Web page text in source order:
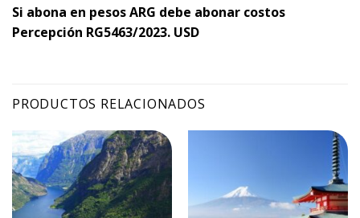
Si abona en pesos ARG debe abonar costos
Percepción RG5463/2023. USD
PRODUCTOS RELACIONADOS